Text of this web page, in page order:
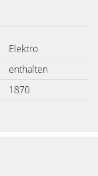
Elektro
enthalten
1870